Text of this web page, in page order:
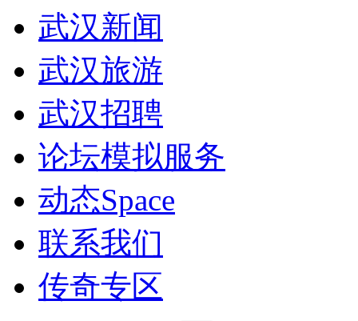
武汉新闻
武汉旅游
武汉招聘
论坛模拟服务
动态Space
联系我们
传奇专区